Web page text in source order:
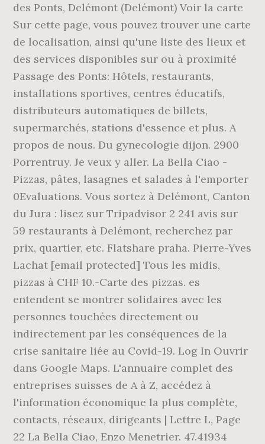
des Ponts, Delémont (Delémont) Voir la carte
Sur cette page, vous pouvez trouver une carte
de localisation, ainsi qu'une liste des lieux et
des services disponibles sur ou à proximité
Passage des Ponts: Hôtels, restaurants,
installations sportives, centres éducatifs,
distributeurs automatiques de billets,
supermarchés, stations d'essence et plus. A
propos de nous. Du gynecologie dijon. 2900
Porrentruy. Je veux y aller. La Bella Ciao -
Pizzas, pâtes, lasagnes et salades à l'emporter
0Evaluations. Vous sortez à Delémont, Canton
du Jura : lisez sur Tripadvisor 2 241 avis sur
59 restaurants à Delémont, recherchez par
prix, quartier, etc. Flatshare praha. Pierre-Yves
Lachat [email protected] Tous les midis,
pizzas à CHF 10.-Carte des pizzas. es
entendent se montrer solidaires avec les
personnes touchées directement ou
indirectement par les conséquences de la
crise sanitaire liée au Covid-19. Log In Ouvrir
dans Google Maps. L'annuaire complet des
entreprises suisses de A à Z, accédez à
l'information économique la plus complète,
contacts, réseaux, dirigeants | Lettre L, Page
22 La Bella Ciao, Enzo Menetrier. 47.41934